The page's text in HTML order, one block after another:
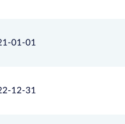
01-01
12-31